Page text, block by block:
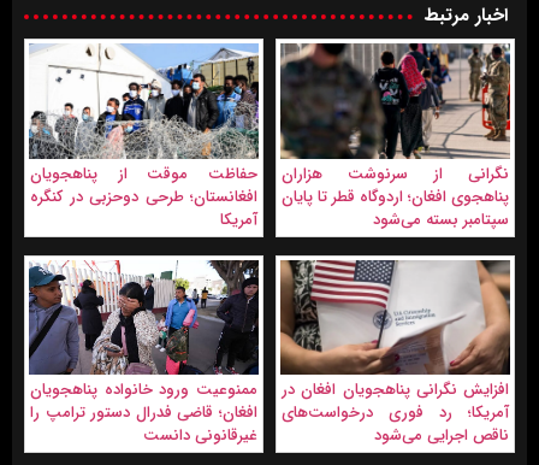
اخبار مرتبط
نگرانی از سرنوشت هزاران
پناهجوی افغان؛ اردوگاه قطر تا پایان
سپتامبر بسته می‌شود
حفاظت موقت از پناهجویان
افغانستان؛ طرحی دوحزبی در کنگره
آمریکا
افزایش نگرانی پناهجویان افغان در
آمریکا؛ رد فوری درخواست‌های
ناقص اجرایی می‌شود
ممنوعیت ورود خانواده پناهجویان
افغان؛ قاضی فدرال دستور ترامپ را
غیرقانونی دانست